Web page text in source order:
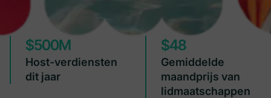
$500M
Host-verdiensten
dit jaar
$48
Gemiddelde
maandprijs van
lidmaatschappen